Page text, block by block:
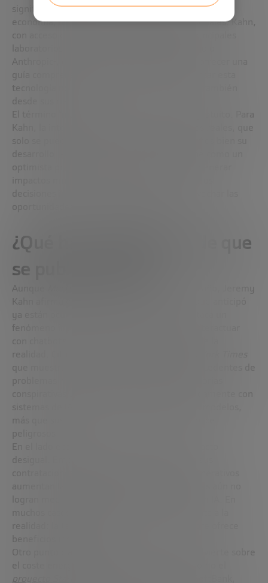
significaba realmente la IA para sus empleos, la
economía, la política o incluso sus vidas personales. Kahn,
con acceso directo a investigadores de los principales
Anthropic-, decidió usar su experiencia para ofrecer una
guía comprensible. Su objetivo: ayudar a pensar esta
tecnología no solo desde sus promesas, sino también
desde sus riesgos.
El término “manual de supervivencia” no es gratuito. Para
Kahn, la inteligencia artificial conlleva riesgos reales, que
solo se pueden evitar si diseñamos y regulamos bien su
desarrollo. Pero no es un alarmista: se define como un
optimista pragmático. Cree que la IA puede generar
decisiones informadas y urgentes para aprovechar las
oportunidades y esquivar los peligros.
¿Qué ha cambiado desde que
se publicó el libro?
Aunque
Kahn afirma que muchas de las tendencias que anticipó
fenómeno inquietante: personas que, tras interactuar
con chatbots, empiezan a perder el sentido de la
realidad. Cita un reportaje reciente del
que muestra cómo algunos usuarios -sin antecedentes de
problemas mentales- acaban atrapados en teorías
conspirativas y delirios tras conversar repetidamente con
sistemas de IA. El tono convincente de estos modelos,
más que sus respuestas en sí, es lo que los hace
peligrosos.
En el lado económico, Kahn confirma un impacto
desigual. Empresas de software ya reducen sus
contrataciones alegando que los modelos generativos
aumentan la productividad, mientras que otras aún no
muchos casos, el entusiasmo inicial se enfrenta a la
realidad: la tecnología es costosa y no siempre ofrece
beneficios inmediatos.
Otro punto clave es la sostenibilidad. Kahn advierte sobre
el coste energético de la IA, con iniciativas como el
proyecto Stargate